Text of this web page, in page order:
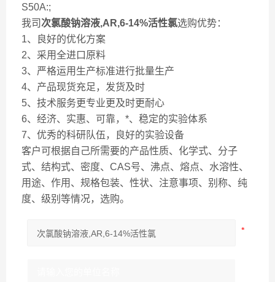
S50A:;
我司次氯酸钠溶液,AR,6-14%活性氯选购优势：
1、良好的优化方案
2、采用全进口原料
3、严格运用生产标准进行批量生产
4、产品现货充足，发货及时
5、技术服务更专业更及时更耐心
6、经济、实惠、可靠，*、稳定的实验体系
7、优秀的科研队伍，良好的实验设备
客户可根据自己所需要的产品性质、化学式、分子
式、结构式、密度、CAS号、沸点、熔点、水溶性、
用途、作用、规格包装、性状、注意事项、别称、纯
度、级别等情况，选购。